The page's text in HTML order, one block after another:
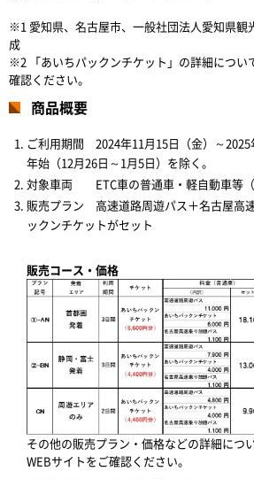
※1 愛知県、名古屋市、一般社団法人愛知県観
成
※2 「あいちパックンチケット」の詳細につい
確認ください。
商品概要
ご利用期間 2024年11月15日（金）～
年始（12月26日～1月5日）を除く。
対象車両 ETC車の普通車・軽自動車等（
販売プラン 高速道路周遊パス＋名古屋高
ックンチケットがセット
販売コース・価格
その他の販売プラン・価格などの詳細につ
WEBサイトをご確認ください。